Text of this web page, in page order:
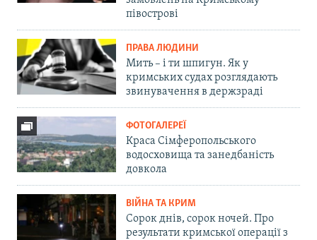
півострові
ПРАВА ЛЮДИНИ
Мить – і ти шпигун. Як у
кримських судах розглядають
звинувачення в держзраді
ФОТОГАЛЕРЕЇ
Краса Сімферопольського
водосховища та занедбаність
довкола
ВІЙНА ТА КРИМ
Сорок днів, сорок ночей. Про
результати кримської операції з